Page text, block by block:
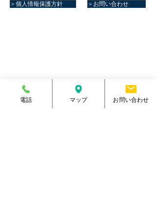
＞個人情報保護方針
＞お問い合わせ
​手続受付時間
土 ／10:00～21:00
祝日 ／10:00～20:00
月～金／10:00～20:00
土 ／10:00～17:00
電話 マップ お問い合わせ